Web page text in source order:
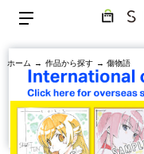
ホーム → 作品から探す → 傷物語